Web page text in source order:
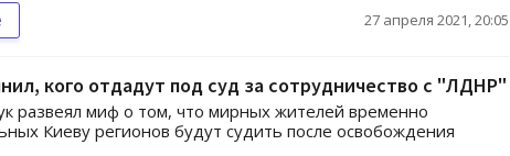
27 апреля 2021, 20:05
кого отдадут под суд за сотрудничество с "ЛДНР"
развеял миф о том, что мирных жителей временно
Киеву регионов будут судить после освобождения